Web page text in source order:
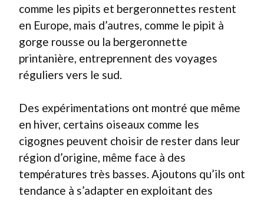
comme les pipits et bergeronnettes restent
en Europe, mais d’autres, comme le pipit à
gorge rousse ou la bergeronnette
printanière, entreprennent des voyages
réguliers vers le sud.
Des expérimentations ont montré que même
en hiver, certains oiseaux comme les
cigognes peuvent choisir de rester dans leur
région d’origine, même face à des
températures très basses. Ajoutons qu’ils ont
tendance à s’adapter en exploitant des